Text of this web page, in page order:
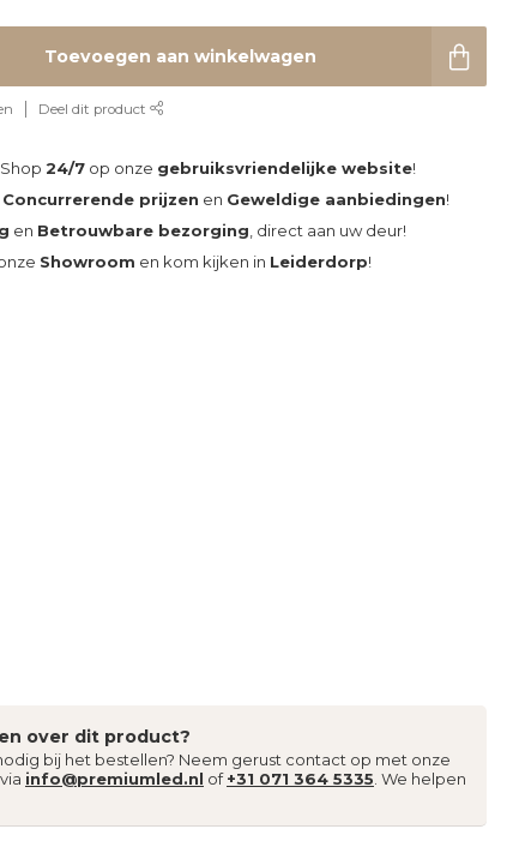
Toevoegen aan winkelwagen
Deel dit product
Shop24/7 op onze gebruiksvriendelijke website!
Concurrerende prijzen en Geweldige aanbiedingen!
en Betrouwbare bezorging , direct aan uw deur!
Showroom en kom kijken in Leiderdorp!
over dit product?
bij het bestellen? Neem gerust contact op met onze
info@premiumled.nl of+31 071 364 5335 . We helpen